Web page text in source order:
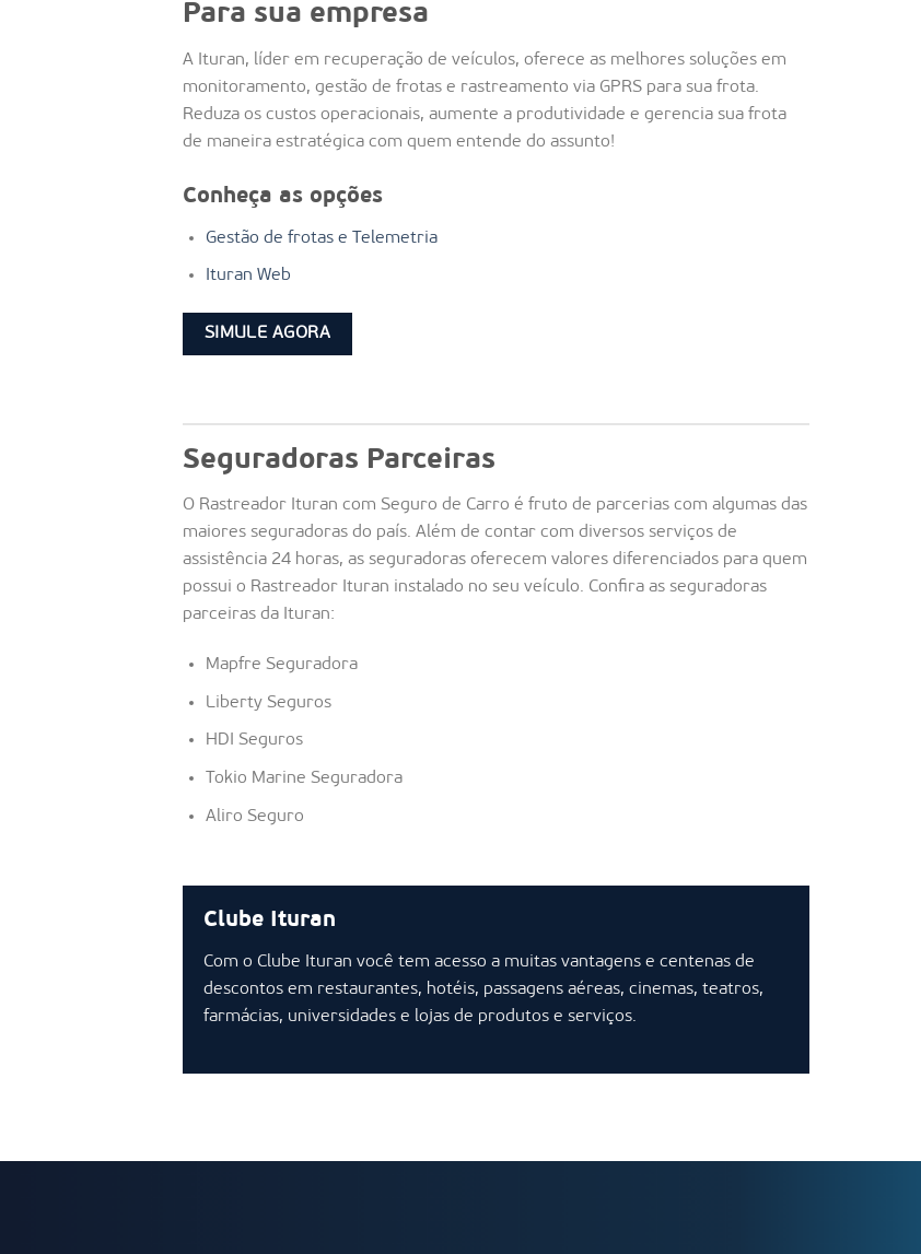
Para sua empresa
A Ituran, líder em recuperação de veículos, oferece as melhores soluções em
monitoramento, gestão de frotas e rastreamento via GPRS para sua frota.
Reduza os custos operacionais, aumente a produtividade e gerencia sua frota
de maneira estratégica com quem entende do assunto!
Conheça as opções
Gestão de frotas e Telemetria
Ituran Web
SIMULE AGORA
Seguradoras Parceiras
O Rastreador Ituran com Seguro de Carro é fruto de parcerias com algumas das
maiores seguradoras do país. Além de contar com diversos serviços de
assistência 24 horas, as seguradoras oferecem valores diferenciados para quem
possui o Rastreador Ituran instalado no seu veículo. Confira as seguradoras
parceiras da Ituran:
Mapfre Seguradora
Liberty Seguros
HDI Seguros
Tokio Marine Seguradora
Aliro Seguro
Clube Ituran
Com o Clube Ituran você tem acesso a muitas vantagens e centenas de
descontos em restaurantes, hotéis, passagens aéreas, cinemas, teatros,
farmácias, universidades e lojas de produtos e serviços.